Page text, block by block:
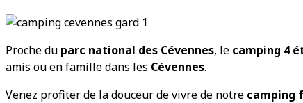
Proche du parc national des Cévennes, le camping 4
amis ou en famille dans les Cévennes.
Venez profiter de la douceur de vivre de notre camping